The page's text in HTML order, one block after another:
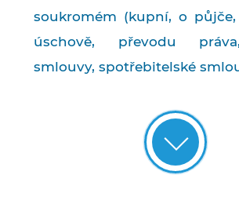
soukromém (kupní, o
úschově, převodu
smlouvy, spotřebitelské